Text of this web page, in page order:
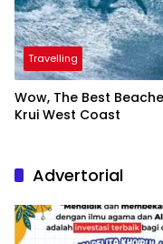
Travelling
Wow, The Best
Krui West Coast
Advertorial